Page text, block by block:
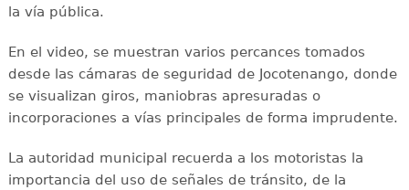
la vía pública.
En el video, se muestran varios percances tomados
desde las cámaras de seguridad de Jocotenango, donde
se visualizan giros, maniobras apresuradas o
incorporaciones a vías principales de forma imprudente.
La autoridad municipal recuerda a los motoristas la
importancia del uso de señales de tránsito, de la